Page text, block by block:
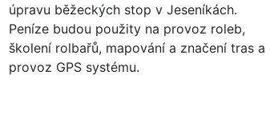
úpravu běžeckých stop v Jeseníkách.
Peníze budou použity na provoz roleb,
školení rolbařů, mapování a značení tras a
provoz GPS systému.